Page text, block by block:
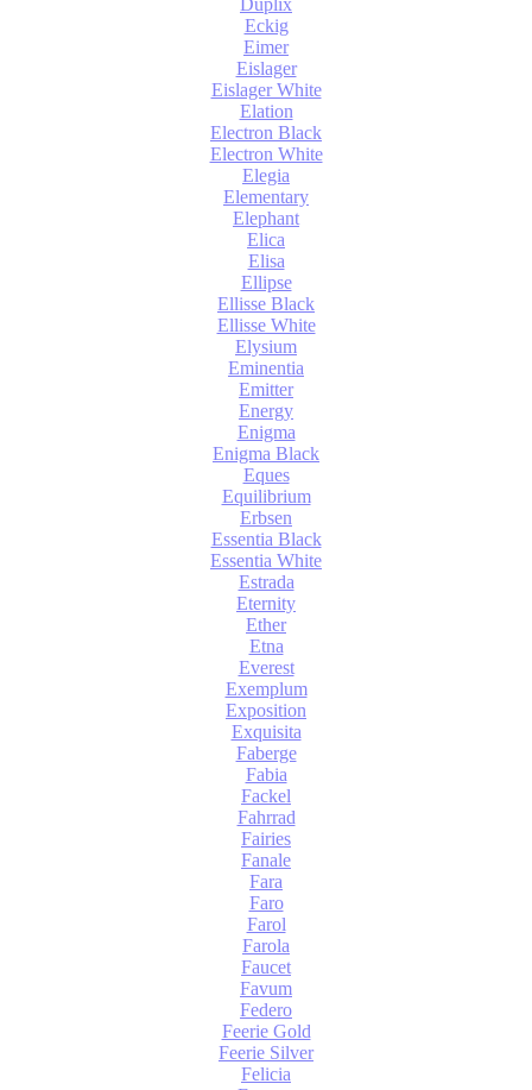
Eckig
Eimer
Eislager
Eislager White
Elation
Electron Black
Electron White
Elegia
Elementary
Elephant
Elica
Elisa
Ellipse
Ellisse Black
Ellisse White
Elysium
Eminentia
Emitter
Energy
Enigma
Enigma Black
Eques
Equilibrium
Erbsen
Essentia Black
Essentia White
Estrada
Eternity
Ether
Etna
Everest
Exemplum
Exposition
Exquisita
Faberge
Fabia
Fackel
Fahrrad
Fairies
Fanale
Fara
Faro
Farol
Farola
Faucet
Favum
Federo
Feerie Gold
Feerie Silver
Felicia